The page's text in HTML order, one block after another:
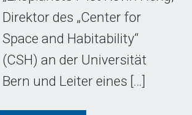
Direktor des „Center for
Space and Habitability“
(CSH) an der Universität
Bern und Leiter eines […]